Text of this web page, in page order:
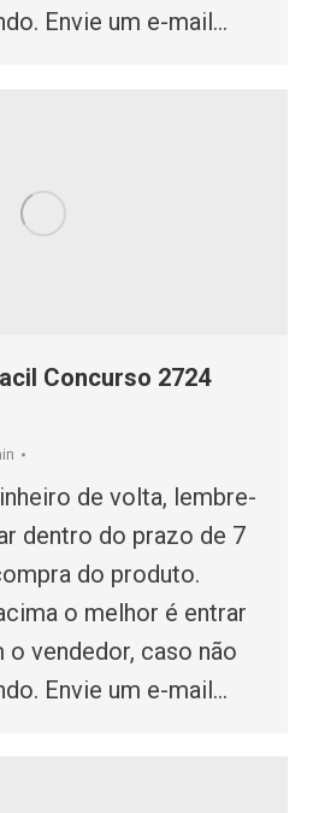
Envie um e-mail…
Concurso 2724
de volta, lembre-
dentro do prazo de 7
do produto.
o melhor é entrar
vendedor, caso não
Envie um e-mail…